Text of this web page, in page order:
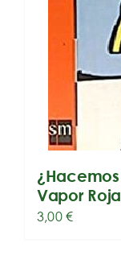
Vapor
3,00€